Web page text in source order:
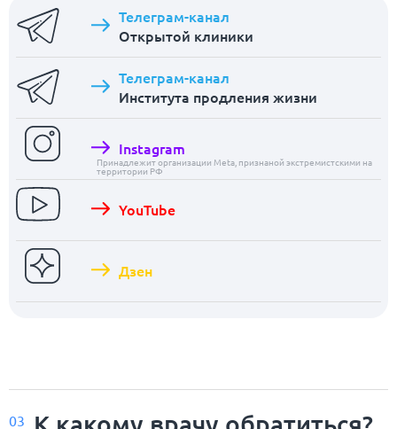
Телеграм-канал
Открытой клиники
Телеграм-канал
Института продления жизни
Instagram
Принадлежит организации Meta, признаной экстремистскими на
территории РФ
YouTube
Дзен
03